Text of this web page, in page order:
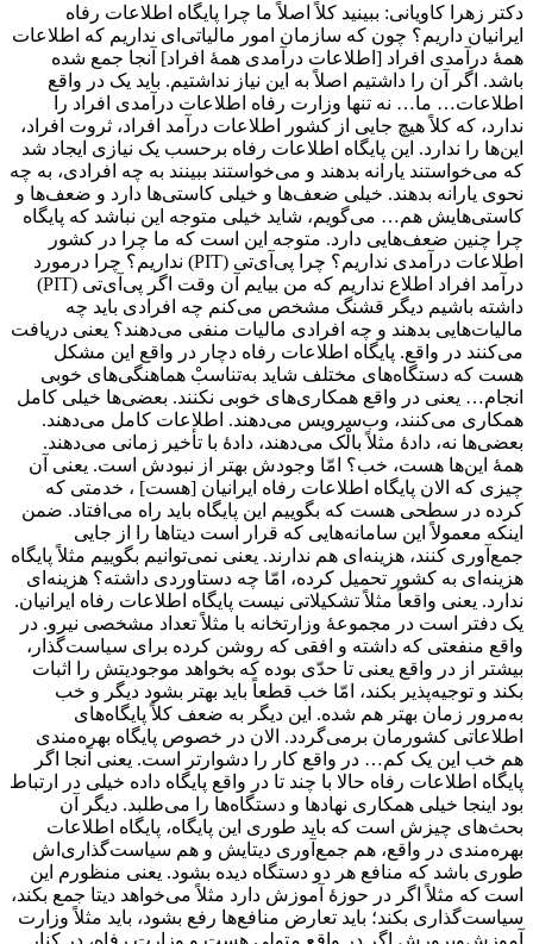
دکتر زهرا کاویانی: ببینید کلاً اصلاً ما چرا پایگاه اطلاعات رفاه
ایرانیان داریم؟ چون که سازمان امور مالیاتی‌ای نداریم که اطلاعات
همۀ درآمدی افراد [اطلاعات درآمدی همۀ افراد] آنجا جمع شده
باشد. اگر آن را داشتیم اصلاً به این نیاز نداشتیم. باید یک در واقع
اطلاعات… ما… نه تنها وزارت رفاه اطلاعات درآمدی افراد را
ندارد، که کلاً هیچ جایی از کشور اطلاعات درآمد افراد، ثروت افراد،
این‌ها را ندارد. این پایگاه اطلاعات رفاه برحسب یک نیازی ایجاد شد
که می‌خواستند یارانه بدهند و می‌خواستند ببینند به چه افرادی، به چه
نحوی یارانه بدهند. خیلی ضعف‌ها و خیلی کاستی‌ها دارد و ضعف‌ها و
کاستی‌هایش هم… می‌گویم، شاید خیلی متوجه این نباشد که پایگاه
چرا چنین ضعف‌هایی دارد. متوجه این است که ما چرا در کشور
اطلاعات درآمدی نداریم؟ چرا پی‌آی‌تی (PIT) نداریم؟ چرا درمورد
درآمد افراد اطلاع نداریم که من بیایم آن وقت اگر پی‌آی‌تی (PIT)
داشته باشیم دیگر قشنگ مشخص می‌کنم چه افرادی باید چه
مالیات‌هایی بدهند و چه افرادی مالیات منفی می‌دهند؟ یعنی دریافت
می‌کنند در واقع. پایگاه اطلاعات رفاه دچار در واقع این مشکل
هست که دستگاه‌های مختلف شاید به‌تناسبْ هماهنگی‌های خوبی
انجام… یعنی در واقع همکاری‌های خوبی نکنند. بعضی‌ها خیلی کامل
همکاری می‌کنند، وب‌سرویس می‌دهند. اطلاعات کامل می‌دهند.
بعضی‌ها نه، دادۀ مثلاً بالْک می‌دهند، دادۀ با تأخیر زمانی می‌دهند.
همۀ این‌ها هست، خب؟ امّا وجودش بهتر از نبودش است. یعنی آن
چیزی که الان پایگاه اطلاعات رفاه ایرانیان [هست] ، خدمتی که
کرده در سطحی هست که بگوییم این پایگاه باید راه می‌افتاد. ضمن
اینکه معمولاً این سامانه‌هایی که قرار است دیتا‌ها را از جایی
جمع‌آوری کنند، هزینه‌ای هم ندارند. یعنی نمی‌توانیم بگوییم مثلاً پایگاه
هزینه‌ای به کشور تحمیل کرده، امّا چه دستاوردی داشته؟ هزینه‌ای
ندارد. یعنی واقعاً مثلاً تشکیلاتی نیست پایگاه اطلاعات رفاه ایرانیان.
یک دفتر است در مجموعۀ وزارتخانه با مثلاً تعداد مشخصی نیرو. در
واقع منفعتی که داشته و افقی که روشن کرده برای سیاست‌گذار،
بیشتر از در واقع یعنی تا حدّی بوده که بخواهد موجودیتش را اثبات
بکند و توجیه‌پذیر بکند، امّا خب قطعاً باید بهتر بشود دیگر و خب
به‌مرور زمان بهتر هم شده. این دیگر به ضعف کلاً پایگاه‌های
اطلاعاتی کشورمان برمی‌گردد. الان در خصوص پایگاه بهره‌مندی
هم خب این یک کم… در واقع کار را دشوارتر است. یعنی آنجا اگر
پایگاه اطلاعات رفاه حالا با چند تا در واقع پایگاه داده خیلی در ارتباط
بود اینجا خیلی همکاری نهادها و دستگاه‌ها را می‌طلبد. دیگر آن
بحث‌های چیزش است که باید طوری این پایگاه، پایگاه اطلاعات
بهره‌مندی در واقع، هم جمع‌آوری دیتایش و هم سیاست‌گذاری‌اش
طوری باشد که منافع هر دو دستگاه دیده بشود. یعنی منظورم این
است که مثلاً اگر در حوزۀ آموزش دارد مثلاً می‌خواهد دیتا جمع بکند،
سیاست‌گذاری بکند؛ باید تعارض منافع‌ها رفع بشود، باید مثلاً وزارت
آموزش‌وپرورش اگر در واقع متولی هست و وزارت رفاه، در کنار